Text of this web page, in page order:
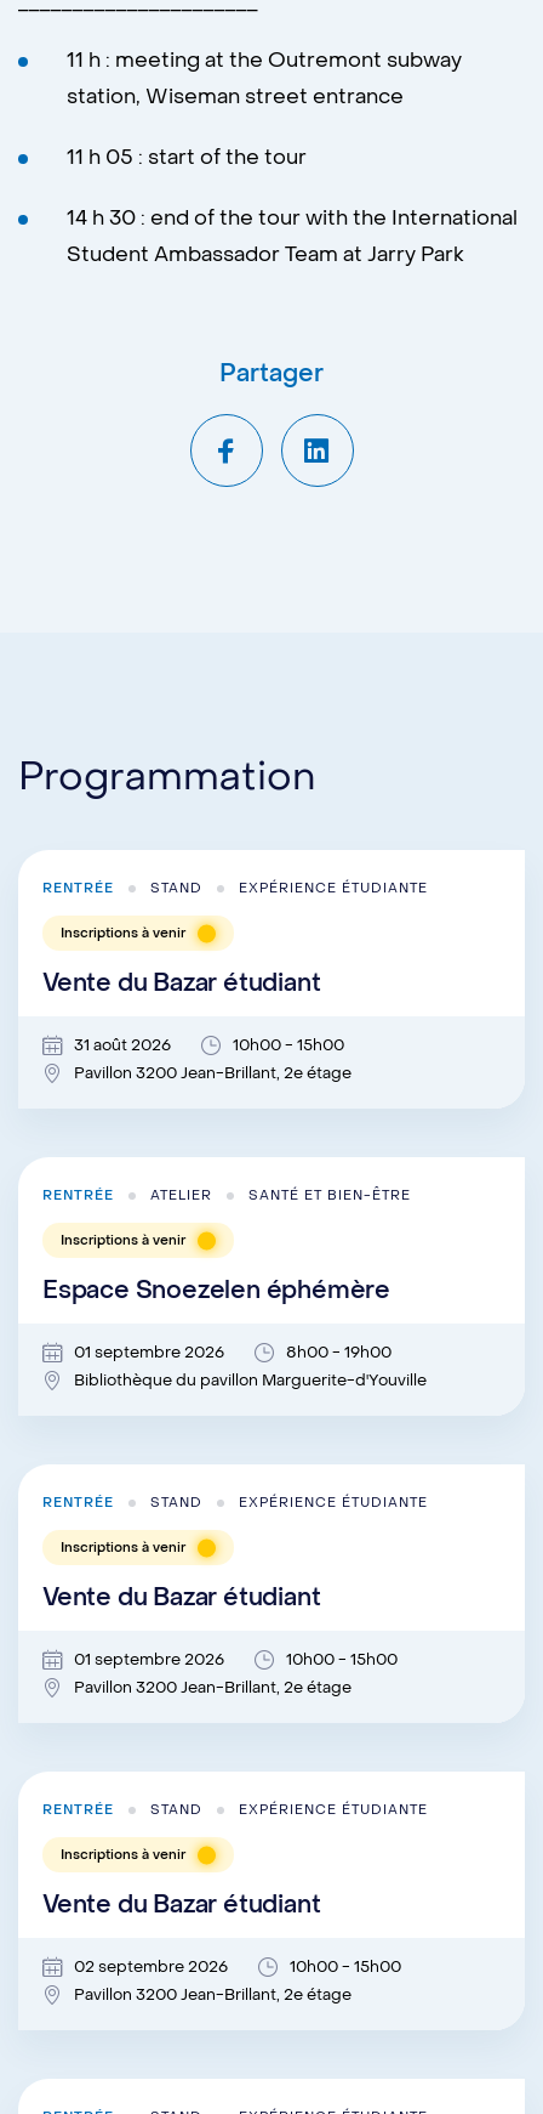
11 h : meeting at the Outremont subway
station, Wiseman street entrance
11 h 05 : start of the tour
14 h 30 : end of the tour with the International
Student Ambassador Team at Jarry Park
Partager
Programmation
RENTRÉE STAND EXPÉRIENCE ÉTUDIANTE
Inscriptions à venir
Vente du Bazar étudiant
31 août 2026
10h00 - 15h00
Pavillon 3200 Jean-Brillant, 2e étage
RENTRÉE ATELIER SANTÉ ET BIEN-ÊTRE
Inscriptions à venir
Espace Snoezelen éphémère
01 septembre 2026
8h00 - 19h00
Bibliothèque du pavillon Marguerite-d'Youville
RENTRÉE STAND EXPÉRIENCE ÉTUDIANTE
Inscriptions à venir
Vente du Bazar étudiant
01 septembre 2026
10h00 - 15h00
Pavillon 3200 Jean-Brillant, 2e étage
RENTRÉE STAND EXPÉRIENCE ÉTUDIANTE
Inscriptions à venir
Vente du Bazar étudiant
02 septembre 2026
10h00 - 15h00
Pavillon 3200 Jean-Brillant, 2e étage